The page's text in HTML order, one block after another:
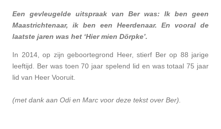
Een gevleugelde uitspraak van Ber was: Ik ben geen
Maastrichtenaar, ik ben een Heerdenaar. En vooral de
laatste jaren was het ‘Hier mien Dörpke’.
In 2014, op zijn geboortegrond Heer, stierf Ber op 88 jarige
leeftijd. Ber was toen 70 jaar spelend lid en was totaal 75 jaar
lid van Heer Vooruit.
(met dank aan Odi en Marc voor deze tekst over Ber).